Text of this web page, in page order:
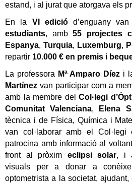
estand, i al jurat que atorgava els
En la VI ediciód’enguany
estudiants, amb55 projectes
Espanya, Turquia, Luxemburg,
repartir 10.000 € en premis i
La professora Mª Amparo Díez i
Martínez van participar com a
amb la membre delCol·legi
Comunitat Valenciana, Elena
tècnica i de Física, Química i
van col·laborar amb el Col·legi
patrocina amb informació al
front al pròxim eclipsi solar, i
visuals per a donar a
optometrista a la societat,